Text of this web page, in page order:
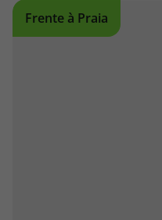
Frente à Praia